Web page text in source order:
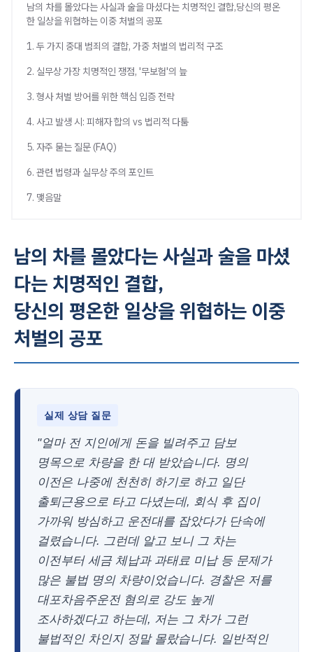
남의 차를 몰았다는 사실과 술을 마셨다는 치명적인 결합,당신의 평온
한 일상을 위협하는 이중 처벌의 공포
1. 두 가지 중대 범죄의 결합, 가중 처벌의 법리적 구조
2. 실무상 가장 치명적인 쟁점, '무보험'의 늪
3. 형사 처벌 방어를 위한 핵심 입증 전략
4. 사고 발생 시: 피해자 합의 vs 법리적 다툼
5. 자주 묻는 질문 (FAQ)
6. 관련 법령과 실무상 주의 포인트
7. 맺음말
남의 차를 몰았다는 사실과 술을 마셨
다는 치명적인 결합,
당신의 평온한 일상을 위협하는 이중
처벌의 공포
실제 상담 질문
"얼마 전 지인에게 돈을 빌려주고 담보
명목으로 차량을 한 대 받았습니다. 명의
이전은 나중에 천천히 하기로 하고 일단
출퇴근용으로 타고 다녔는데, 회식 후 집이
가까워 방심하고 운전대를 잡았다가 단속에
걸렸습니다. 그런데 알고 보니 그 차는
이전부터 세금 체납과 과태료 미납 등 문제가
많은 불법 명의 차량이었습니다. 경찰은 저를
대포차음주운전 혐의로 강도 높게
조사하겠다고 하는데, 저는 그 차가 그런
불법적인 차인지 정말 몰랐습니다. 일반적인